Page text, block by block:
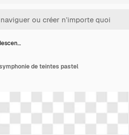
de teintes pastel